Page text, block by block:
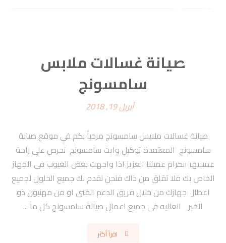
صيانة غسالات ملابس
سامسونج
أبريل 19, 2018
صيانة غسالات ملابس سامسونج مرحبأ بكم في موقع صيانة
سامسونج المعتمدة توكيل وايت سامسونج نحرص على راحة
عملائها الكرام عميلنا العزيز اذا واجهت بعض العيوب فى الجهاز
الخاص بك فلا تقلق من ذاك فنحن نقدم لك جميع الحلول لجميع
اعطال جهازك من خلال فريق الدعم الفنى او من مهنيون ذو
الخبره العاليه فى جميع اعمال صيانة سامسونج كل ما ...
اقرأ أكثر